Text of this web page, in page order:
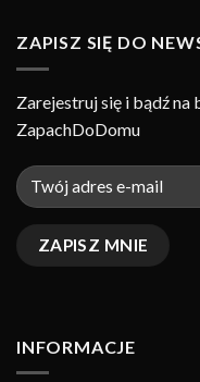
ZAPISZ SIĘ DO
Zarejestruj się i bądź na
ZapachDoDomu
INFORMACJE